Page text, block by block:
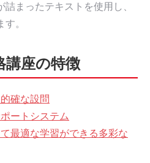
まったテキストを使用し、
。
講座の特徴
確な設問
ートシステム
最適な学習ができる多彩な